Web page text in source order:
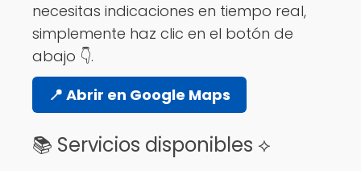
necesitas indicaciones en tiempo real,
simplemente haz clic en el botón de
abajo 👇.
📍 Abrir en Google Maps
📚 Servicios disponibles ⟡